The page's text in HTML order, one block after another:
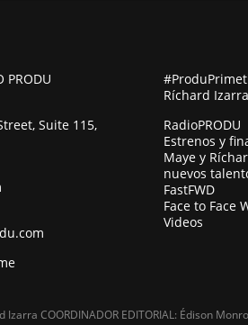
PRODU
Suite 115,
Ríchard Izarra
RadioPRODU
Estrenos y
Maye y
nuevos
FastFWD
Face to Face
Videos
Izarra COORDINADOR EDITORIAL: Édison